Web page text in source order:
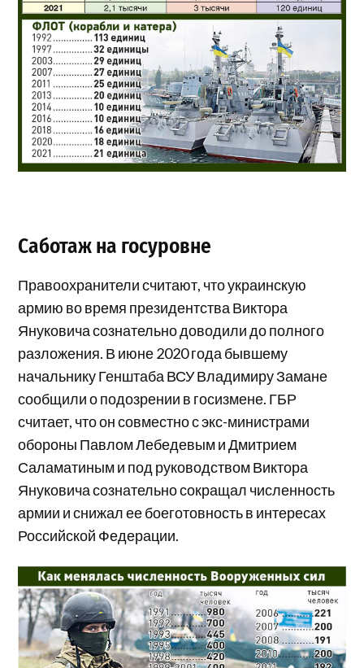
Саботаж на госуровне
Правоохранители считают, что украинскую
армию во время президентства Виктора
Януковича сознательно доводили до полного
разложения. В июне 2020 года бывшему
начальнику Генштаба ВСУ Владимиру Замане
сообщили о подозрении в госизмене. ГБР
считает, что он совместно с экс-министрами
обороны Павлом Лебедевым и Дмитрием
Саламатиным и под руководством Виктора
Януковича сознательно сокращал численность
армии и снижал ее боеготовность в интересах
Российской Федерации.